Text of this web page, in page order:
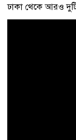
ঢাকা থেকে আরও